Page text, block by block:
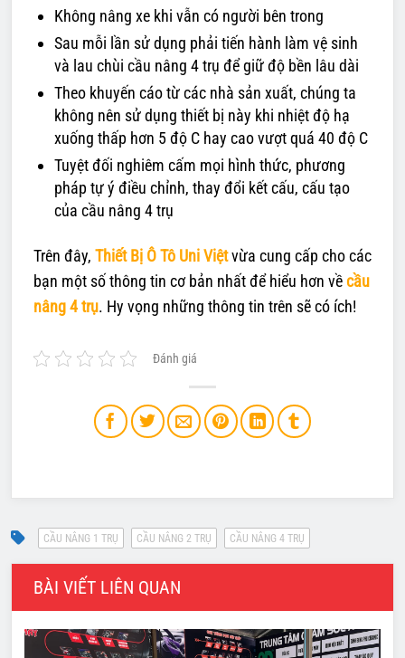
Không nâng xe khi vẫn có người bên trong
Sau mỗi lần sử dụng phải tiến hành làm vệ sinh
và lau chùi cầu nâng 4 trụ để giữ độ bền lâu dài
Theo khuyến cáo từ các nhà sản xuất, chúng ta
không nên sử dụng thiết bị này khi nhiệt độ hạ
xuống thấp hơn 5 độ C hay cao vượt quá 40 độ C
Tuyệt đối nghiêm cấm mọi hình thức, phương
pháp tự ý điều chỉnh, thay đổi kết cấu, cấu tạo
của cầu nâng 4 trụ
Trên đây, Thiết Bị Ô Tô Uni Việtvừa cung cấp cho các
bạn một số thông tin cơ bản nhất để hiểu hơn vềcầu
nâng 4 trụ. Hy vọng những thông tin trên sẽ có ích!
Đánh giá
BÀI VIẾT LIÊN QUAN